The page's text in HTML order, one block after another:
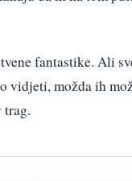
fantastike. Ali
vidjeti, možda ih
trag.